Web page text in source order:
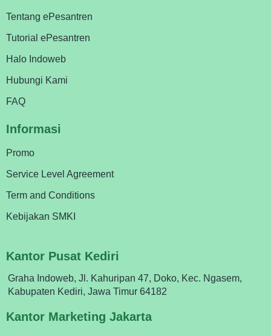
Tentang ePesantren
Tutorial ePesantren
Halo Indoweb
Hubungi Kami
FAQ
Informasi
Promo
Service Level Agreement
Term and Conditions
Kebijakan SMKI
Kantor Pusat Kediri
Graha Indoweb, Jl. Kahuripan 47, Doko, Kec. Ngasem,
Kabupaten Kediri, Jawa Timur 64182
Kantor Marketing Jakarta